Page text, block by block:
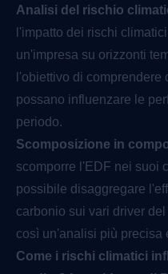
Analisi del rischio
l'impatto dei rischi
un'impresa su orizzonti
l'obiettivo di
possano influenzare le
periodo.
Scomposizione in
scomporre l'EDF nei suoi
possibile disaggregare
carbonio sui vari driver
così un'analisi più precisa
Come i rischi climatici